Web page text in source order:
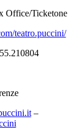
Office/Ticketone
teatro.puccini/
–